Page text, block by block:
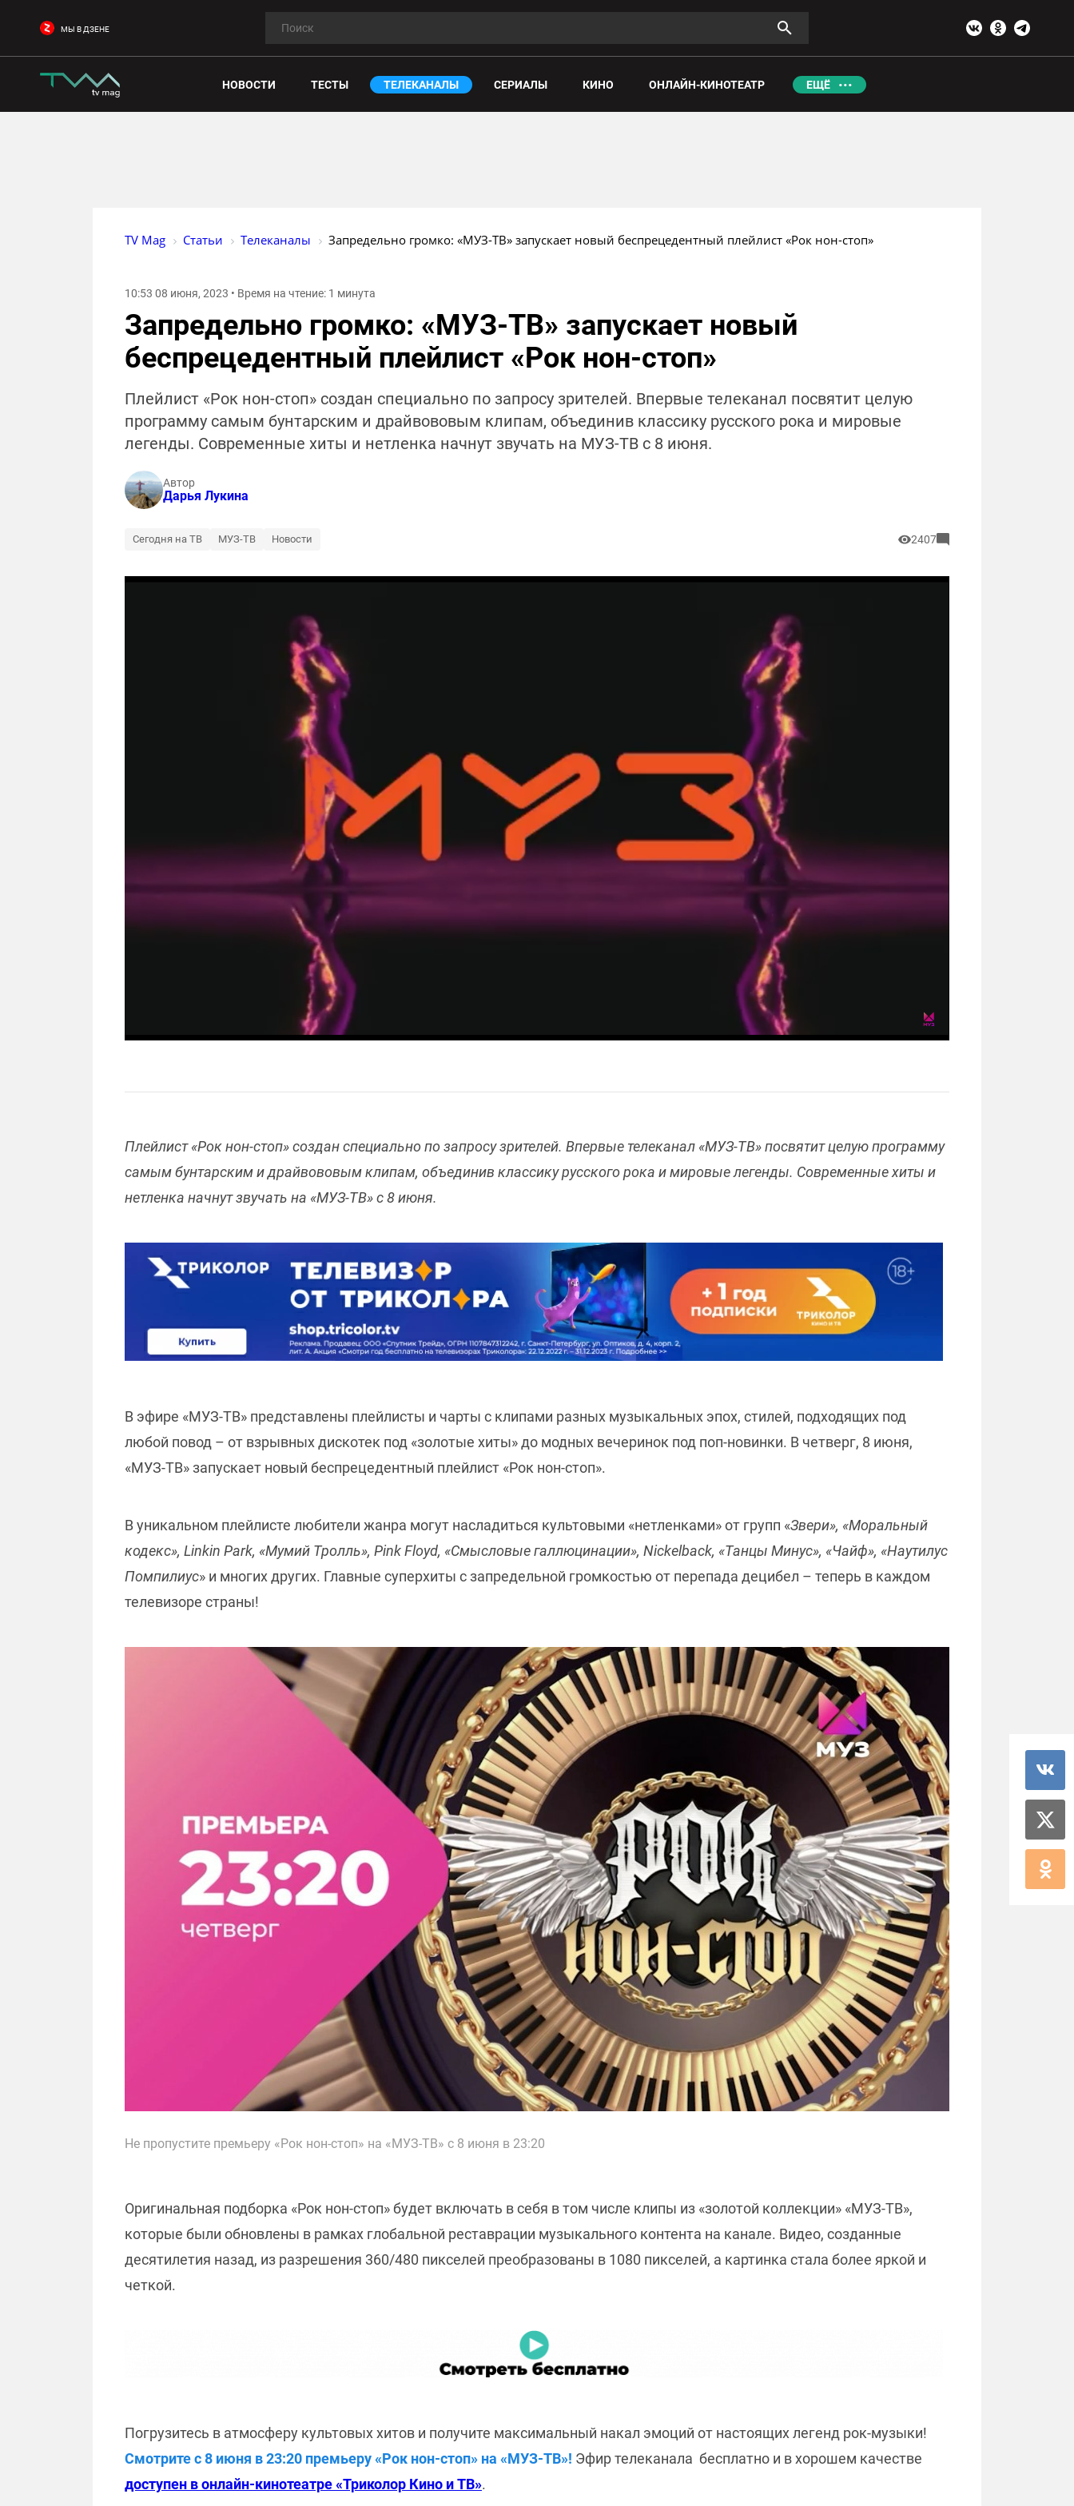
МЫ В ДЗЕНЕ
НОВОСТИ ТЕСТЫ ТЕЛЕКАНАЛЫ СЕРИАЛЫ КИНО ОНЛАЙН-КИНОТЕАТР ЕЩЁ
TV Mag Статьи Телеканалы Запредельно громко: «МУЗ-ТВ» запускает новый беспрецедентный плейлист «Рок нон-стоп»
10:53 08 июня, 2023 • Время на чтение: 1 минута
Запредельно громко: «МУЗ-ТВ» запускает новый
беспрецедентный плейлист «Рок нон-стоп»
Плейлист «Рок нон-стоп» создан специально по запросу зрителей. Впервые телеканал посвятит целую
программу самым бунтарским и драйвововым клипам, объединив классику русского рока и мировые
легенды. Современные хиты и нетленка начнут звучать на МУЗ-ТВ с 8 июня.
Автор
Дарья Лукина
Сегодня на ТВ МУЗ-ТВ Новости 2407
Плейлист «Рок нон-стоп» создан специально по запросу зрителей. Впервые телеканал «МУЗ-ТВ» посвятит целую программу
самым бунтарским и драйвововым клипам, объединив классику русского рока и мировые легенды. Современные хиты и
нетленка начнут звучать на «МУЗ-ТВ» с 8 июня.
В эфире «МУЗ-ТВ» представлены плейлисты и чарты с клипами разных музыкальных эпох, стилей, подходящих под
любой повод – от взрывных дискотек под «золотые хиты» до модных вечеринок под поп-новинки. В четверг, 8 июня,
«МУЗ-ТВ» запускает новый беспрецедентный плейлист «Рок нон-стоп».
В уникальном плейлисте любители жанра могут насладиться культовыми «нетленками» от групп «Звери», «Моральный
кодекс», Linkin Park, «Мумий Тролль», Pink Floyd, «Смысловые галлюцинации», Nickelback, «Танцы Минус», «Чайф», «Наутилус
Помпилиус» и многих других. Главные суперхиты с запредельной громкостью от перепада децибел – теперь в каждом
телевизоре страны!
Не пропустите премьеру «Рок нон-стоп» на «МУЗ-ТВ» с 8 июня в 23:20
Оригинальная подборка «Рок нон-стоп» будет включать в себя в том числе клипы из «золотой коллекции» «МУЗ-ТВ»,
которые были обновлены в рамках глобальной реставрации музыкального контента на канале. Видео, созданные
десятилетия назад, из разрешения 360/480 пикселей преобразованы в 1080 пикселей, а картинка стала более яркой и
четкой.
Погрузитесь в атмосферу культовых хитов и получите максимальный накал эмоций от настоящих легенд рок-музыки!
Смотрите с 8 июня в 23:20 премьеру «Рок нон-стоп» на «МУЗ-ТВ»! Эфир телеканала бесплатно и в хорошем качестве
доступен в онлайн-кинотеатре «Триколор Кино и ТВ».